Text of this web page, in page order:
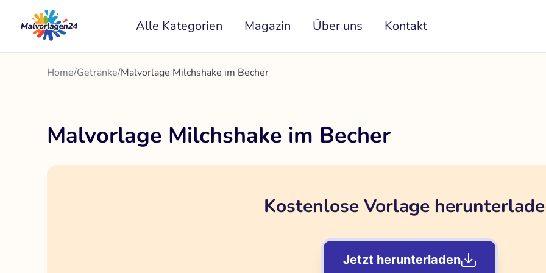
Inhalt
springen
Alle Kategorien Magazin Über uns Kontakt
Home/Getränke/Malvorlage Milchshake im Becher
Malvorlage Milchshake im Becher
Kostenlose Vorlage
Jetzt herunterladen